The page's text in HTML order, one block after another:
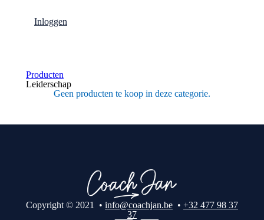
Inloggen
Producten
Leiderschap
Geen producten te koop in deze categorie.
Copyright © 2021 • info@coachjan.be • +32 477 98 37
37